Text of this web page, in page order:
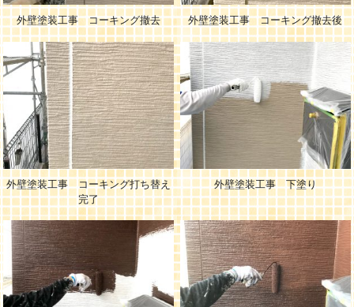
外壁塗装工事 コーキング撤去 外壁塗装工事 コーキング撤去後
外壁塗装工事 コーキング打ち替え
完了
外壁塗装工事 下塗り